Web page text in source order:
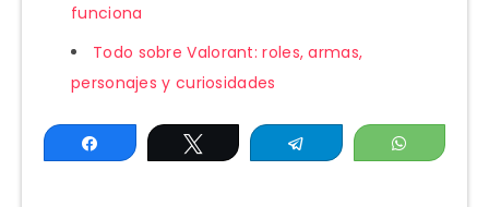
funciona
Todo sobre Valorant: roles, armas,
personajes y curiosidades
Compartir Twittear Telegram